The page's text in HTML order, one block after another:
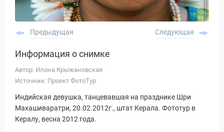
Предыдущая Следующая
Информация о снимке
Автор: Илона Крыжановская
Источник: Проект ФотоТур
Индийская девушка, танцевавшая на празднике Шри
Махашиваратри, 20.02.2012г., штат Керала. Фототур в
Кералу, весна 2012 года.